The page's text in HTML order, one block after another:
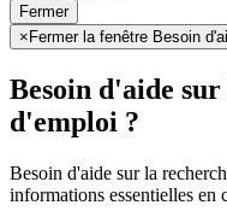
Fermer
× Fermer la fenêtre Besoin
Besoin d'aide
d'emploi ?
Besoin d'aide sur la
informations essentielles en